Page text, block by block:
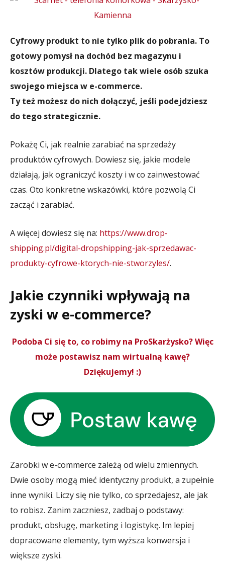
Cyfrowy produkt to nie tylko plik do pobrania. To
gotowy pomysł na dochód bez magazynu i
kosztów produkcji. Dlatego tak wiele osób szuka
swojego miejsca w e-commerce.
Ty też możesz do nich dołączyć, jeśli podejdziesz
do tego strategicznie.
Pokażę Ci, jak realnie zarabiać na sprzedaży
produktów cyfrowych. Dowiesz się, jakie modele
działają, jak ograniczyć koszty i w co zainwestować
czas. Oto konkretne wskazówki, które pozwolą Ci
zacząć i zarabiać.
A więcej dowiesz się na: https://www.drop-
shipping.pl/digital-dropshipping-jak-sprzedawac-
produkty-cyfrowe-ktorych-nie-stworzyles/.
Jakie czynniki wpływają na
zyski w e-commerce?
Podoba Ci się to, co robimy na ProSkarżysko? Więc
może postawisz nam wirtualną kawę?
Dziękujemy! :)
Zarobki w e-commerce zależą od wielu zmiennych.
Dwie osoby mogą mieć identyczny produkt, a zupełnie
inne wyniki. Liczy się nie tylko, co sprzedajesz, ale jak
to robisz. Zanim zaczniesz, zadbaj o podstawy:
produkt, obsługę, marketing i logistykę. Im lepiej
dopracowane elementy, tym wyższa konwersja i
większe zyski.